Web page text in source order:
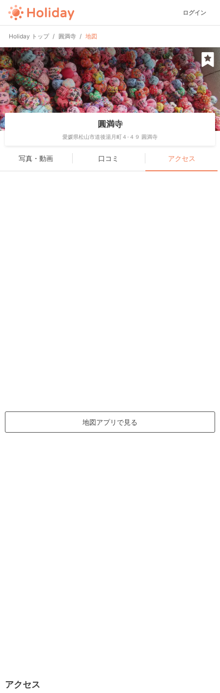
ログイン
Holiday トップ 圓満寺 地図
圓満寺
愛媛県松山市道後湯月町４-４９ 圓満寺
写真・動画 口コミ アクセス
地図アプリで見る
アクセス